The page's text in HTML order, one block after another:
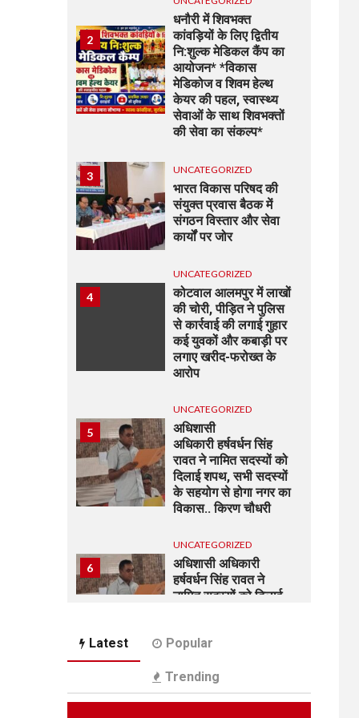
2
धनौरी में शिवभक्त
कांवड़ियों के लिए द्वितीय
नि:शुल्क मेडिकल कैंप का
आयोजन* *विकास
मेडिकोज व शिवम हेल्थ
केयर की पहल, स्वास्थ्य
सेवाओं के साथ शिवभक्तों
की सेवा का संकल्प*
3 UNCATEGORIZED
भारत विकास परिषद की
संयुक्त प्रवास बैठक में
संगठन विस्तार और सेवा
कार्यों पर जोर
4
UNCATEGORIZED
कोटवाल आलमपुर में लाखों
की चोरी, पीड़ित ने पुलिस
से कार्रवाई की लगाई गुहार
कई युवकों और कबाड़ी पर
लगाए खरीद-फरोख्त के
आरोप
5
UNCATEGORIZED
अधिशासी
अधिकारी हर्षवर्धन सिंह
रावत ने नामित सदस्यों को
दिलाई शपथ, सभी सदस्यों
के सहयोग से होगा नगर का
विकास.. किरण चौधरी
6
UNCATEGORIZED
अधिशासी अधिकारी
हर्षवर्धन सिंह रावत ने
नामित सदस्यों को दिलाई
विकास..किरण चौधरी
UNCATEGORIZED
रेलवे स्टेशन रुड़की पर
Latest Popular
Trending